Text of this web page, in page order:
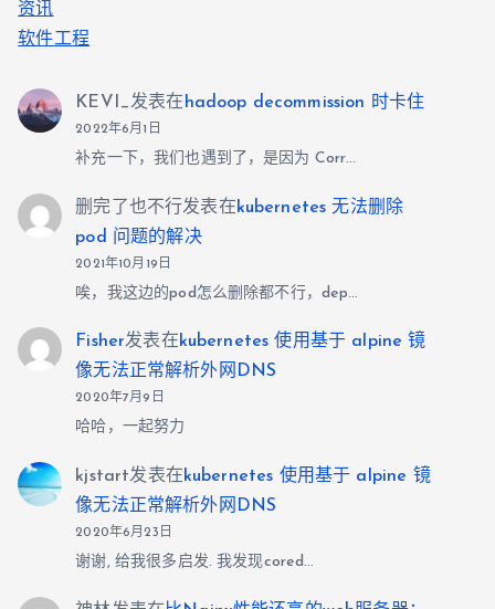
资讯
软件工程
KEVI_发表在 hadoop decommission 时卡住
2022年6月1日
补充一下，我们也遇到了，是因为 Corr…
删完了也不行发表在kubernetes 无法删除
pod 问题的解决
2021年10月19日
唉，我这边的pod怎么删除都不行，dep…
Fisher发表在kubernetes 使用基于 alpine 镜
像无法正常解析外网DNS
2020年7月9日
哈哈，一起努力
kjstart发表在kubernetes 使用基于 alpine 镜
像无法正常解析外网DNS
2020年6月23日
谢谢, 给我很多启发. 我发现cored…